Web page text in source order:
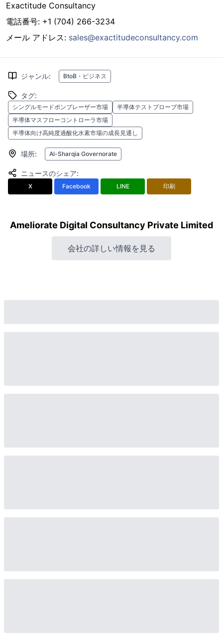
Exactitude Consultancy
電話番号: +1 (704) 266-3234
メール アドレス: sales@exactitudeconsultancy.com
ジャンル: BtoB・ビジネス
タグ:
シングルモードポンプレーザー市場
半導体テストプローブ市場
半導体マスフローコントローラ市場
半導体向け高純度過酸化水素市場の成長見通し
場所: Al-Sharqia Governorate
ニュースのシェア:
X Facebook LINE 印刷
Ameliorate Digital Consultancy Private Limited
会社の詳しい情報を見る